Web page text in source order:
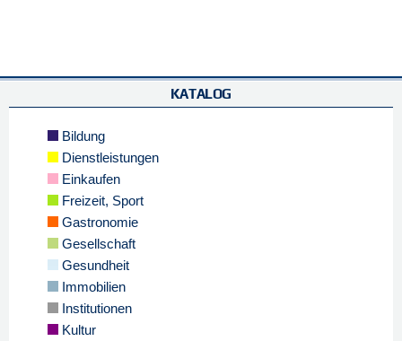
KATALOG
Bildung
Dienstleistungen
Einkaufen
Freizeit, Sport
Gastronomie
Gesellschaft
Gesundheit
Immobilien
Institutionen
Kultur